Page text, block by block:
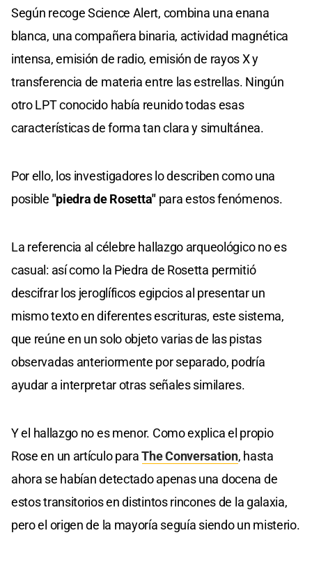
Según recoge Science Alert, combina una enana
blanca, una compañera binaria, actividad magnética
intensa, emisión de radio, emisión de rayos X y
transferencia de materia entre las estrellas. Ningún
otro LPT conocido había reunido todas esas
características de forma tan clara y simultánea.
Por ello, los investigadores lo describen como una
posible "piedra de Rosetta"para estos fenómenos.
La referencia al célebre hallazgo arqueológico no es
casual: así como la Piedra de Rosetta permitió
descifrar los jeroglíficos egipcios al presentar un
mismo texto en diferentes escrituras, este sistema,
que reúne en un solo objeto varias de las pistas
observadas anteriormente por separado, podría
ayudar a interpretar otras señales similares.
Y el hallazgo no es menor. Como explica el propio
Rose en un artículo paraThe Conversation, hasta
ahora se habían detectado apenas una docena de
estos transitorios en distintos rincones de la galaxia,
pero el origen de la mayoría seguía siendo un misterio.